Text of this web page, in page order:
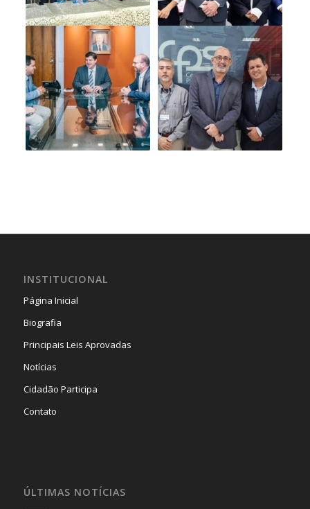
INSTITUCIONAL
Página Inicial
Biografia
Principais Leis Aprovadas
Notícias
Cidadão Participa
Contato
ÚLTIMAS NOTÍCIAS